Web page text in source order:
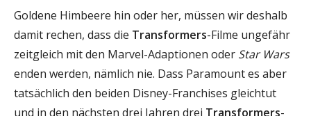
Goldene Himbeere hin oder her, müssen wir deshalb
damit rechen, dass die Transformers-Filme ungefähr
zeitgleich mit den Marvel-Adaptionen oder Star Wars
enden werden, nämlich nie. Dass Paramount es aber
tatsächlich den beiden Disney-Franchises gleichtut
und in den nächsten drei Jahren drei Transformers-